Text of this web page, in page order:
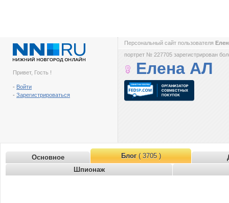
Привет, Гость !
- Войти
- Зарегистрироваться
Персональный сайт пользователя
портрет № 227705 зарегистрирован
Елена АЛ
Основное Блог( 3705 )
Шпионаж